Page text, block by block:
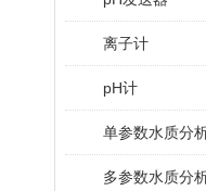
离子计
pH计
单参数水质分
多参数水质分